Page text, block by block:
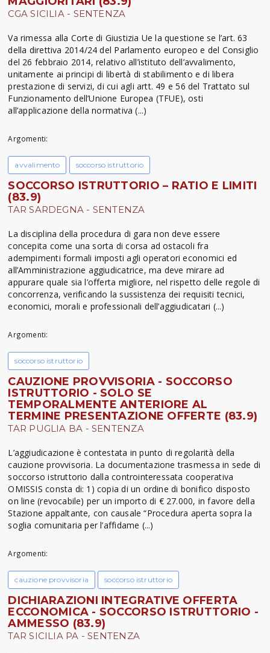
CGA SICILIA - SENTENZA
Va rimessa alla Corte di Giustizia Ue la questione se l’art. 63
della direttiva 2014/24 del Parlamento europeo e del Consiglio
del 26 febbraio 2014, relativo all’istituto dell’avvalimento,
unitamente ai principi di libertà di stabilimento e di libera
prestazione di servizi, di cui agli artt. 49 e 56 del Trattato sul
Funzionamento dell’Unione Europea (TFUE), osti
all’applicazione della normativa (...)
Argomenti:
avvalimento soccorso istruttorio
SOCCORSO ISTRUTTORIO – RATIO E LIMITI
(83.9)
TAR SARDEGNA - SENTENZA
La disciplina della procedura di gara non deve essere
concepita come una sorta di corsa ad ostacoli fra
adempimenti formali imposti agli operatori economici ed
all’Amministrazione aggiudicatrice, ma deve mirare ad
appurare quale sia l’offerta migliore, nel rispetto delle regole di
concorrenza, verificando la sussistenza dei requisiti tecnici,
economici, morali e professionali dell’aggiudicatari (...)
Argomenti:
soccorso istruttorio
CAUZIONE PROVVISORIA - SOCCORSO
ISTRUTTORIO - SOLO SE
TEMPORALMENTE ANTERIORE AL
TERMINE PRESENTAZIONE OFFERTE (83.9)
TAR PUGLIA BA - SENTENZA
L’aggiudicazione è contestata in punto di regolarità della
cauzione provvisoria. La documentazione trasmessa in sede di
soccorso istruttorio dalla controinteressata cooperativa
OMISSIS consta di: 1) copia di un ordine di bonifico disposto
on line (revocabile) per un importo di € 27.000, in favore della
Stazione appaltante, con causale “Procedura aperta sopra la
soglia comunitaria per l’affidame (...)
Argomenti:
cauzione provvisoria soccorso istruttorio
DICHIARAZIONI INTEGRATIVE OFFERTA
ECCONOMICA - SOCCORSO ISTRUTTORIO -
AMMESSO (83.9)
TAR SICILIA PA - SENTENZA